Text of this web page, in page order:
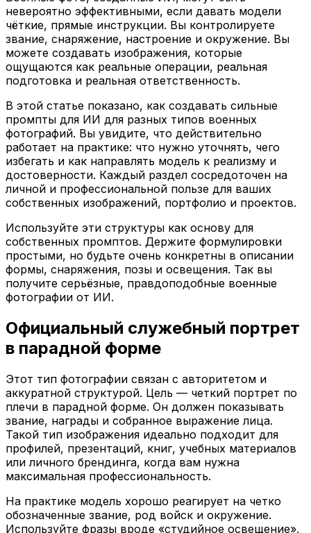
невероятно эффективными, если давать модели
чёткие, прямые инструкции. Вы контролируете
звание, снаряжение, настроение и окружение. Вы
можете создавать изображения, которые
ощущаются как реальные операции, реальная
подготовка и реальная ответственность.
В этой статье показано, как создавать сильные
промпты для ИИ для разных типов военных
фотографий. Вы увидите, что действительно
работает на практике: что нужно уточнять, чего
избегать и как направлять модель к реализму и
достоверности. Каждый раздел сосредоточен на
личной и профессиональной пользе для ваших
собственных изображений, портфолио и проектов.
Используйте эти структуры как основу для
собственных промптов. Держите формулировки
простыми, но будьте очень конкретны в описании
формы, снаряжения, позы и освещения. Так вы
получите серьёзные, правдоподобные военные
фотографии от ИИ.
Официальный служебный портрет
в парадной форме
Этот тип фотографии связан с авторитетом и
аккуратной структурой. Цель — четкий портрет по
плечи в парадной форме. Он должен показывать
звание, награды и собранное выражение лица.
Такой тип изображения идеально подходит для
профилей, презентаций, книг, учебных материалов
или личного брендинга, когда вам нужна
максимальная профессиональность.
На практике модель хорошо реагирует на четко
обозначенные звание, род войск и окружение.
Используйте фразы вроде «студийное освещение»,